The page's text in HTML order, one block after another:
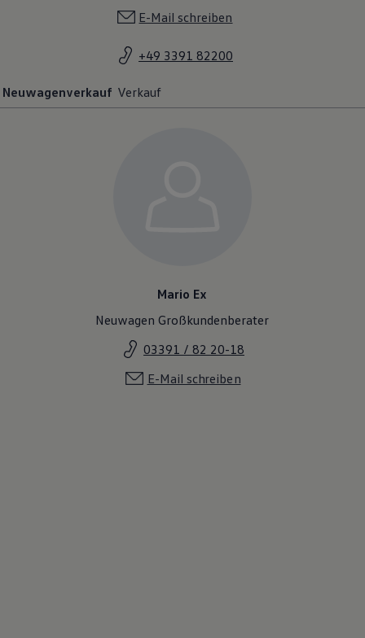
E-Mail schreiben
+49 3391 82200
Neuwagenverkauf Verkauf
Mario Ex
Neuwagen Großkundenberater
03391 / 82 20-18
E-Mail schreiben